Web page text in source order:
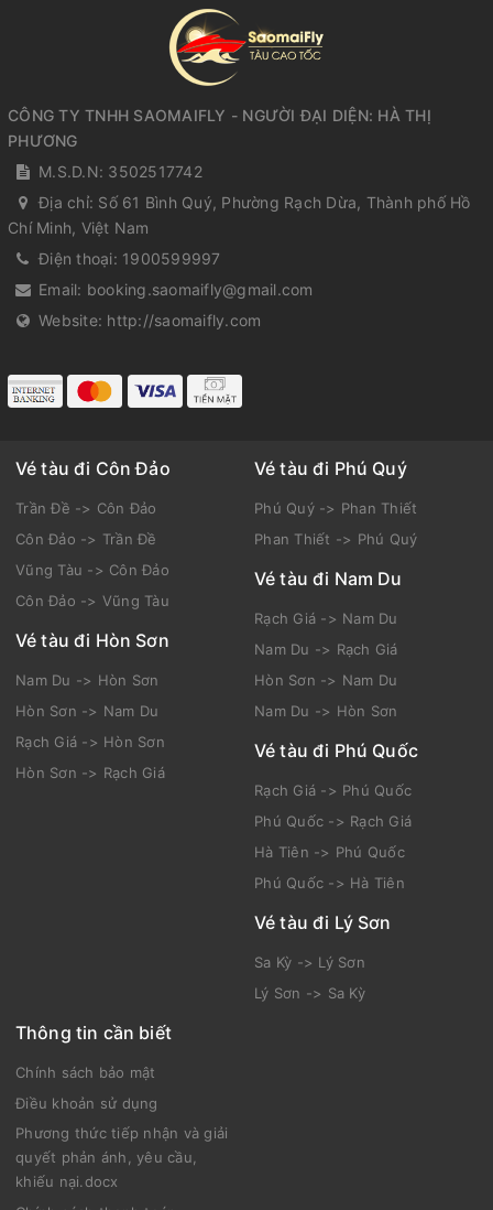
CÔNG TY TNHH SAOMAIFLY - NGƯỜI ĐẠI DIỆN: HÀ THỊ
PHƯƠNG
M.S.D.N: 3502517742
Địa chỉ: Số 61 Bình Quý, Phường Rạch Dừa, Thành phố Hồ
Chí Minh, Việt Nam
Điện thoại: 1900599997
Email: booking.saomaifly@gmail.com
Website: http://saomaifly.com
Vé tàu đi Côn Đảo
Trần Đề -> Côn Đảo
Côn Đảo -> Trần Đề
Vũng Tàu -> Côn Đảo
Côn Đảo -> Vũng Tàu
Vé tàu đi Hòn Sơn
Nam Du -> Hòn Sơn
Hòn Sơn -> Nam Du
Rạch Giá -> Hòn Sơn
Hòn Sơn -> Rạch Giá
Vé tàu đi Phú Quý
Phú Quý -> Phan Thiết
Phan Thiết -> Phú Quý
Vé tàu đi Nam Du
Rạch Giá -> Nam Du
Nam Du -> Rạch Giá
Hòn Sơn -> Nam Du
Nam Du -> Hòn Sơn
Vé tàu đi Phú Quốc
Rạch Giá -> Phú Quốc
Phú Quốc -> Rạch Giá
Hà Tiên -> Phú Quốc
Phú Quốc -> Hà Tiên
Vé tàu đi Lý Sơn
Sa Kỳ -> Lý Sơn
Lý Sơn -> Sa Kỳ
Thông tin cần biết
Chính sách bảo mật
Điều khoản sử dụng
Phương thức tiếp nhận và giải
quyết phản ánh, yêu cầu,
khiếu nại.docx